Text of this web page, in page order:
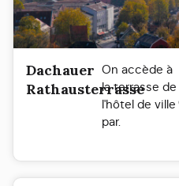
Dachauer
Rathausterrasse
On accède à
la terrasse de
l'hôtel de ville
par.